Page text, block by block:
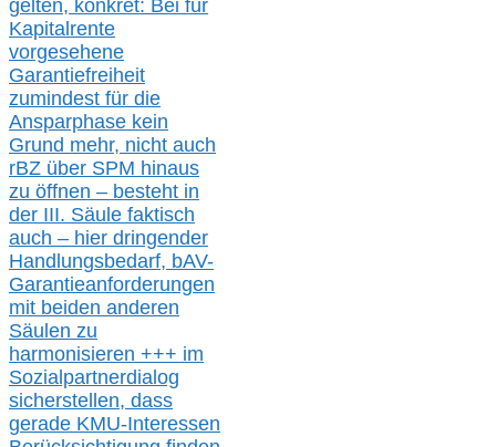
gelten, konkret: Bei für
Kapitalrente
vorgesehene
Garantiefreiheit
zumindest für die
Ansparphase kein
Grund mehr, nicht auch
rBZ über SPM hinaus
zu öffnen – besteht in
der III. Säule faktisch
auch – hier dringender
Handlungsbedarf, bAV-
Garantieanforderungen
mit beiden anderen
Säulen zu
harmonisieren +++ im
Sozialpartnerdialog
sicherstellen, dass
gerade KMU-Interessen